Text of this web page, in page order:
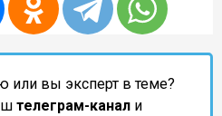
или вы эксперт в теме?
телеграм-канал и